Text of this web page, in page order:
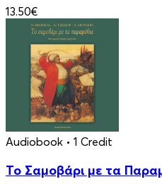
13.50€
Audiobook • 1 Credit
Το Σαμοβάρι με τα